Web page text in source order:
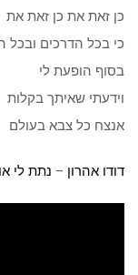
כן זאת את כן זאת את
כי בכל הדרכים ובכל
בסוף הופעת לי
וידעתי שאיתך בקלות
אנצח כל צבא בעולם
דודו אהרון – נתת לי